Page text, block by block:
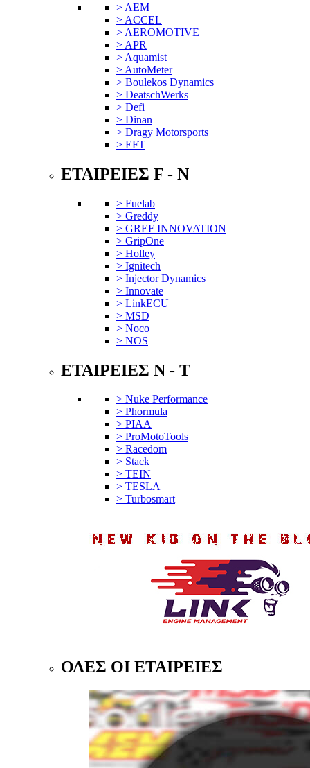
> AEM
> ACCEL
> AEROMOTIVE
> APR
> Aquamist
> AutoMeter
> Boulekos Dynamics
> DeatschWerks
> Defi
> Dinan
> Dragy Motorsports
> EFT
ΕΤΑΙΡΕΙΕΣ F - N
> Fuelab
> Greddy
> GREF INNOVATION
> GripOne
> Holley
> Ignitech
> Injector Dynamics
> Innovate
> LinkECU
> MSD
> Noco
> NOS
ΕΤΑΙΡΕΙΕΣ N - T
> Nuke Performance
> Phormula
> PIAA
> ProMotoTools
> Racedom
> Stack
> TEIN
> TESLA
> Turbosmart
ΟΛΕΣ ΟΙ ΕΤΑΙΡΕΙΕΣ